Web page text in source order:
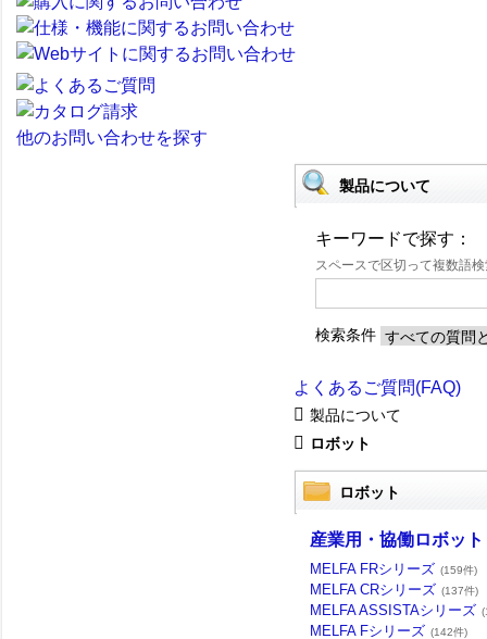
他のお問い合わせを探す
製品について
キーワードで探す：
スペースで区切って複数語
検索条件
よくあるご質問(FAQ)
製品について
ロボット
ロボット
産業用・協働ロボッ
MELFA FRシリーズ (159件)
MELFA CRシリーズ (137件)
MELFA ASSISTAシリーズ
MELFA Fシリーズ (142件)